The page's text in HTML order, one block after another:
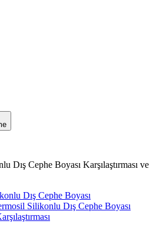
Dış Cephe Boyası Karşılaştırması ve
Dış Cephe Boyası
Silikonlu Dış Cephe Boyası